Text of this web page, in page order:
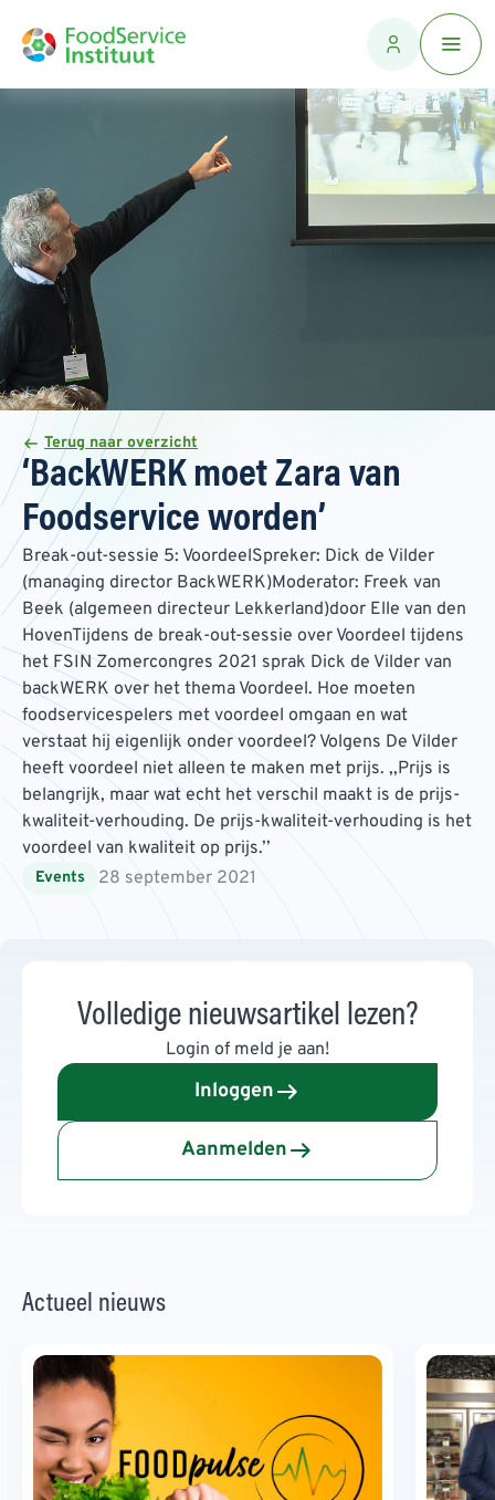
Terug naar overzicht
‘BackWERK moet Zara van
Foodservice worden’
Break-out-sessie 5: VoordeelSpreker: Dick de Vilder
(managing director BackWERK)Moderator: Freek van
Beek (algemeen directeur Lekkerland)door Elle van den
HovenTijdens de break-out-sessie over Voordeel tijdens
het FSIN Zomercongres 2021 sprak Dick de Vilder van
backWERK over het thema Voordeel. Hoe moeten
foodservicespelers met voordeel omgaan en wat
verstaat hij eigenlijk onder voordeel? Volgens De Vilder
heeft voordeel niet alleen te maken met prijs. ,,Prijs is
belangrijk, maar wat echt het verschil maakt is de prijs-
kwaliteit-verhouding. De prijs-kwaliteit-verhouding is het
voordeel van kwaliteit op prijs.’’
Events 28 september 2021
Volledige nieuwsartikel lezen?
Login of meld je aan!
Inloggen
Aanmelden
Actueel nieuws